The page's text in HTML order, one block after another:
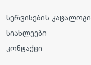
სერვისების კატალოგი
სიახლეები
კონტაქტი